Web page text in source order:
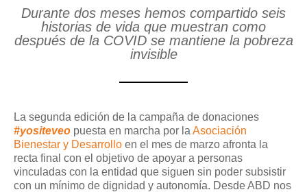
Durante dos meses hemos compartido seis
historias de vida que muestran como
después de la COVID se mantiene la pobreza
invisible
La segunda edición de la campaña de donaciones
#yositeveo puesta en marcha por la Asociación
Bienestar y Desarrollo en el mes de marzo afronta la
recta final con el objetivo de apoyar a personas
vinculadas con la entidad que siguen sin poder subsistir
con un mínimo de dignidad y autonomía. Desde ABD nos